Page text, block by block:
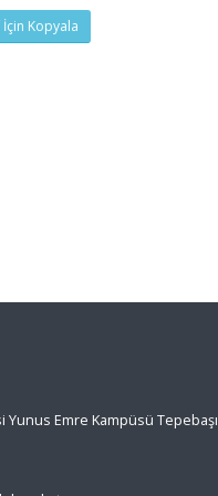
Kopyala
Emre Kampüsü Tepebaşı